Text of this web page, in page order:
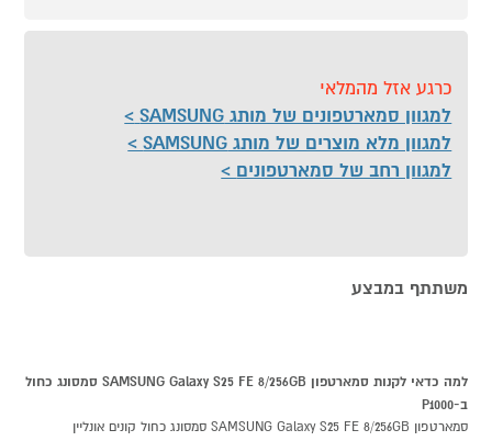
כרגע אזל מהמלאי
למגוון סמארטפונים של מותג SAMSUNG
למגוון מלא מוצרים של מותג SAMSUNG
למגוון רחב של סמארטפונים
משתתף במבצע
למה כדאי לקנות סמארטפון SAMSUNG Galaxy S25 FE 8/256GB סמסונג כחול
ב-P1000
סמארטפון SAMSUNG Galaxy S25 FE 8/256GB סמסונג כחול קונים אונליין